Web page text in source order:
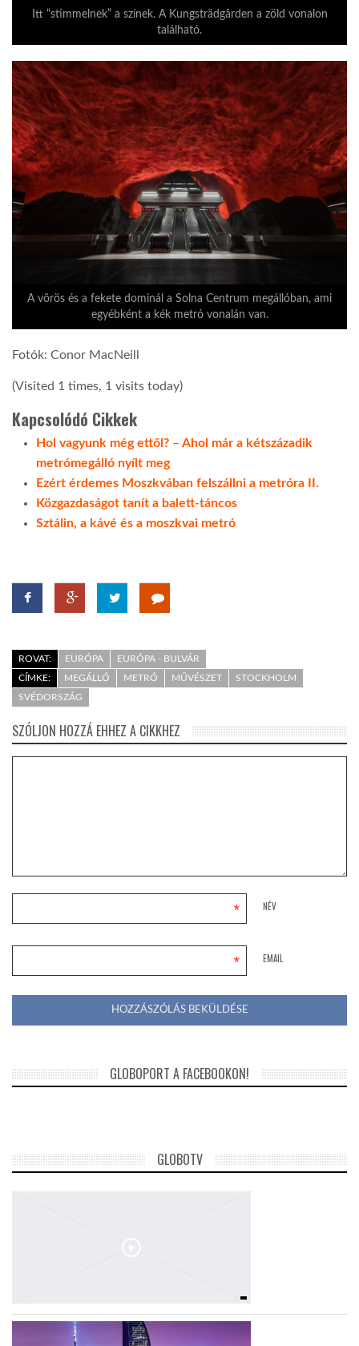
Itt “stimmelnek” a színek. A Kungsträdgården a zöld vonalon
található.
A vörös és a fekete dominál a Solna Centrum megállóban, ami
egyébként a kék metró vonalán van.
Fotók: Conor MacNeill
(Visited 1 times, 1 visits today)
Kapcsolódó Cikkek
Hol vagyunk még ettől? – Ahol már a kétszázadik
metrómegálló nyílt meg
Ezért érdemes Moszkvában felszállni a metróra II.
Közgazdaságot tanít a balett-táncos
Sztálin, a kávé és a moszkvai metró
ROVAT: EURÓPA
EURÓPA - BULVÁR
CÍMKE:
MEGÁLLÓ METRÓ MŰVÉSZET
STOCKHOLM
SVÉDORSZÁG
SZÓLJON HOZZÁ EHHEZ A CIKKHEZ
NÉV
*
EMAIL
*
GLOBOPORT A FACEBOOKON!
GLOBOTV